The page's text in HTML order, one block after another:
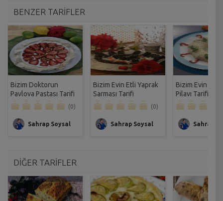
BENZER TARİFLER
Bizim Doktorun
Pavlova Pastası Tarifi
(0)
Sahrap Soysal
Bizim Evin Etli Yaprak
Sarması Tarifi
(0)
Sahrap Soysal
Bizim Evin
Pilavı Tarifi
Sahrap
DİĞER TARİFLER